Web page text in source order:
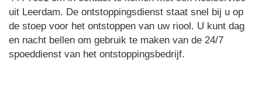
uit Leerdam. De ontstoppingsdienst staat snel bij u op
de stoep voor het ontstoppen van uw riool. U kunt dag
en nacht bellen om gebruik te maken van de 24/7
spoeddienst van het ontstoppingsbedrijf.